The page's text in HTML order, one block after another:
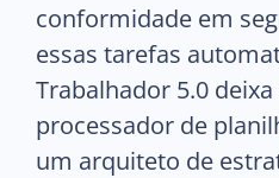
conformidade em
essas tarefas
Trabalhador 5.0
processador de
um arquiteto de